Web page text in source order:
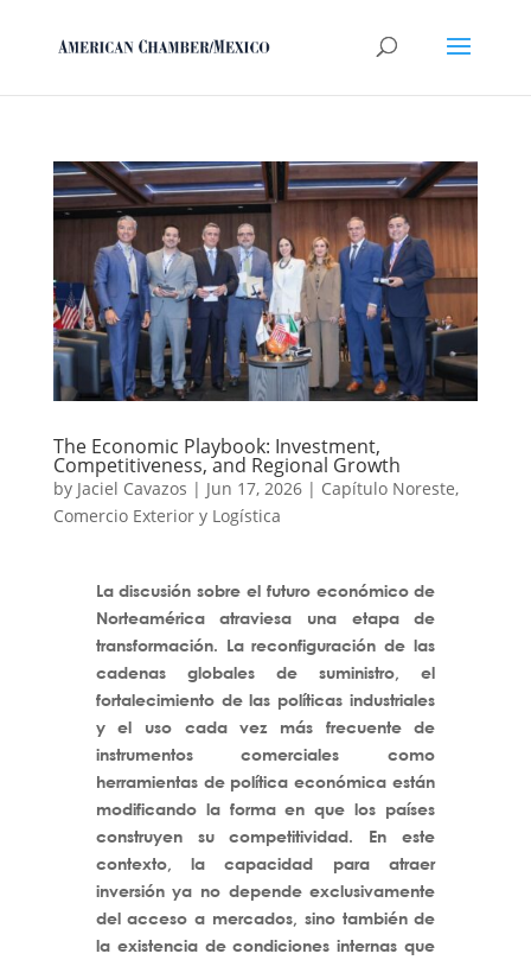
The Economic Playbook: Investment,
Competitiveness, and Regional Growth
by Jaciel Cavazos | Jun 17, 2026| Capítulo Noreste,
Comercio Exterior y Logística
La discusión sobre el futuro económico de
Norteamérica atraviesa una etapa de
transformación. La reconfiguración de las
cadenas globales de suministro, el
fortalecimiento de las políticas industriales
y el uso cada vez más frecuente de
instrumentos comerciales como
herramientas de política económica están
modificando la forma en que los países
construyen su competitividad. En este
contexto, la capacidad para atraer
inversión ya no depende exclusivamente
del acceso a mercados, sino también de
la existencia de condiciones internas que